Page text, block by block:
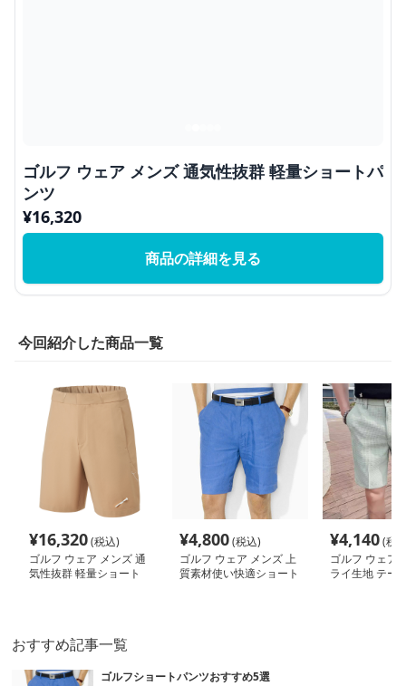
ゴルフ ウェア メンズ 通気性抜群 軽量ショートパ
ンツ
¥16,320
商品の詳細を見る
今回紹介した商品一覧
¥16,320(税込)
ゴルフ ウェア メンズ 通
気性抜群 軽量ショート
¥4,800(税込)
ゴルフ ウェア メンズ 上
質素材使い快適ショート
¥4,140(税
ゴルフ ウェア
ライ生地 テー
おすすめ記事一覧
ゴルフショートパンツおすすめ5選